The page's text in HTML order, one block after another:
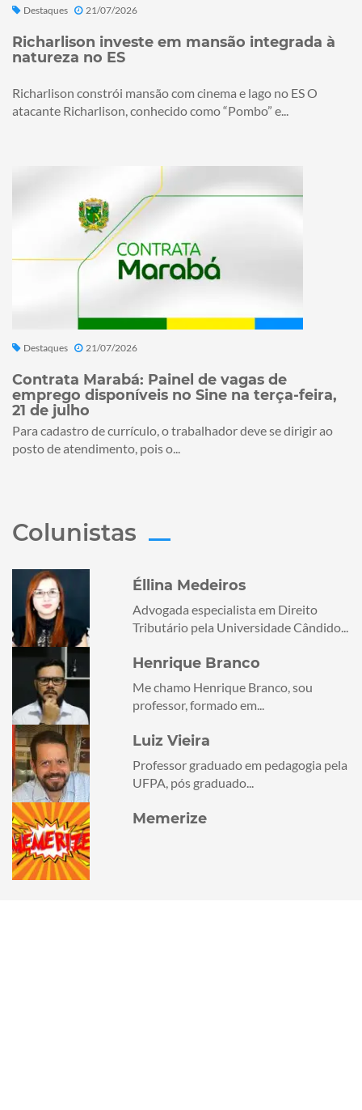
Destaques 21/07/2026
Richarlison investe em mansão integrada à
natureza no ES
Richarlison constrói mansão com cinema e lago no ES O
atacante Richarlison, conhecido como “Pombo” e...
Destaques 21/07/2026
Contrata Marabá: Painel de vagas de
emprego disponíveis no Sine na terça-feira,
21 de julho
Para cadastro de currículo, o trabalhador deve se dirigir ao
posto de atendimento, pois o...
Colunistas
Éllina Medeiros
Advogada especialista em Direito
Tributário pela Universidade Cândido...
Henrique Branco
Me chamo Henrique Branco, sou
professor, formado em...
Luiz Vieira
Professor graduado em pedagogia pela
UFPA, pós graduado...
Memerize